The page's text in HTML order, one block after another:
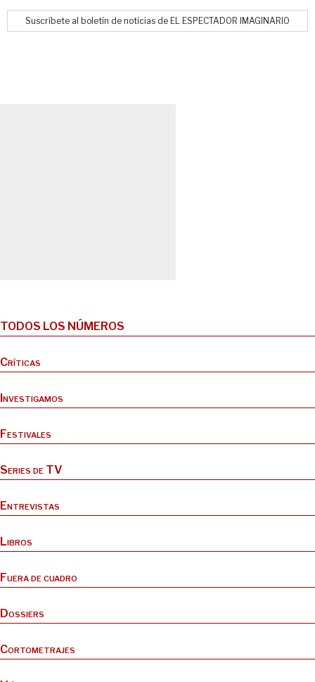
Suscríbete al boletín de noticias de EL ESPECTADOR IMAGINARIO
TODOS LOS NÚMEROS
Críticas
Investigamos
Festivales
Series de TV
Entrevistas
Libros
Fuera de cuadro
Dossiers
Cortometrajes